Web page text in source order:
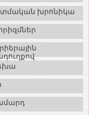
խրոնիկա